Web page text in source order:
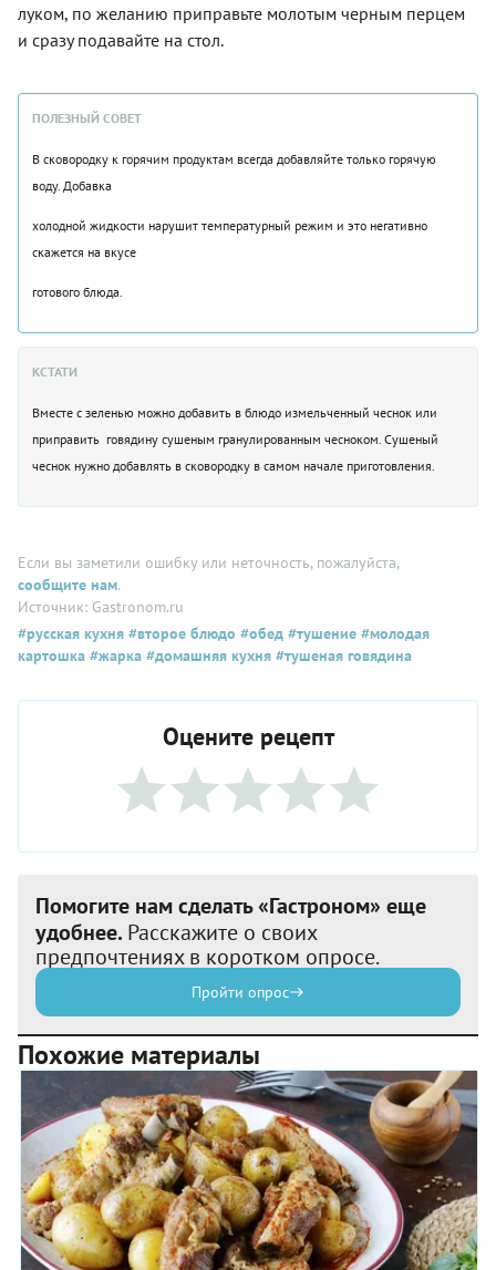
луком, по желанию приправьте молотым черным перцем
и сразу подавайте на стол.
ПОЛЕЗНЫЙ СОВЕТ
В сковородку к горячим продуктам всегда добавляйте только горячую
воду. Добавка
холодной жидкости нарушит температурный режим и это негативно
скажется на вкусе
готового блюда.
КСТАТИ
Вместе с зеленью можно добавить в блюдо измельченный чеснок или
приправить говядину сушеным гранулированным чесноком. Сушеный
чеснок нужно добавлять в сковородку в самом начале приготовления.
Если вы заметили ошибку или неточность, пожалуйста,
сообщите нам.
Источник: Gastronom.ru
#русская кухня #второе блюдо #обед #тушение #молодая
картошка #жарка #домашняя кухня #тушеная говядина
Оцените рецепт
Помогите нам сделать «Гастроном» еще
удобнее. Расскажите о своих
предпочтениях в коротком опросе.
Пройти опрос
Похожие материалы